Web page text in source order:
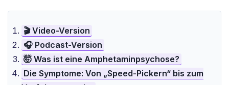
🎬 Video-Version
🎧 Podcast-Version
🤯 Was ist eine Amphetaminpsychose?
Die Symptome: Von „Speed-Pickern“ bis zum